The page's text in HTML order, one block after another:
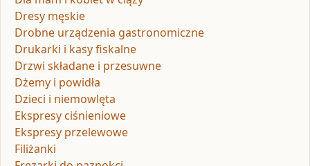
Dresy męskie
Drobne urządzenia gastronomiczne
Drukarki i kasy fiskalne
Drzwi składane i przesuwne
Dżemy i powidła
Dzieci i niemowlęta
Ekspresy ciśnieniowe
Ekspresy przelewowe
Filiżanki